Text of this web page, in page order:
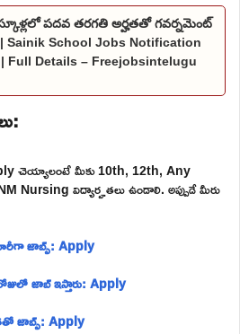
పదవ తరగతి అర్హతతో గవర్నమెంట్
Sainik School Jobs Notification
| Full Details – Freejobsintelugu
చెయ్యాలంటే మీకు 10th, 12th, Any
Nursing విద్యార్హతలు ఉండాలి. అప్పుడే మీరు
జాబ్స్: Apply
జాబ్ ఇస్తారు: Apply
జాబ్స్: Apply